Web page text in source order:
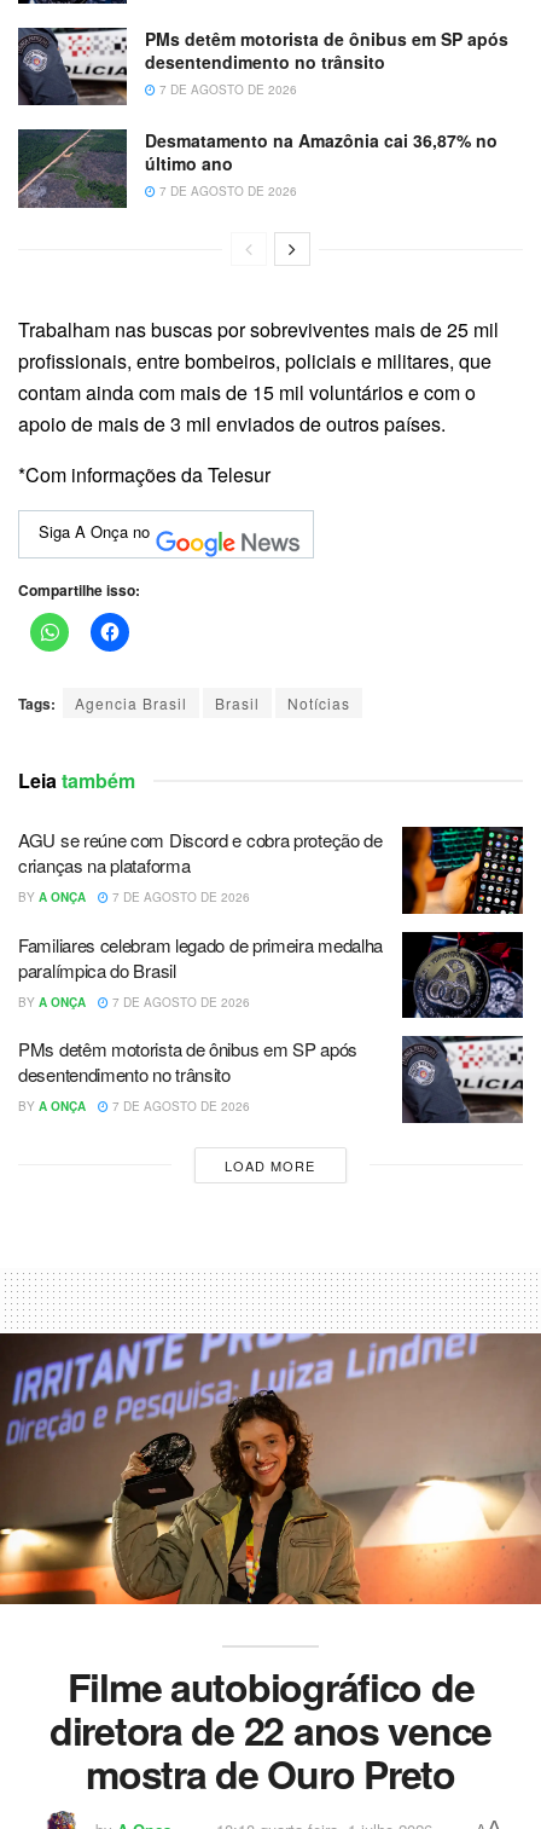
PMs detêm motorista de ônibus em SP após
desentendimento no trânsito
7 DE AGOSTO DE 2026
Desmatamento na Amazônia cai 36,87% no
último ano
7 DE AGOSTO DE 2026
Trabalham nas buscas por sobreviventes mais de 25 mil
profissionais, entre bombeiros, policiais e militares, que
contam ainda com mais de 15 mil voluntários e com o
apoio de mais de 3 mil enviados de outros países.
*Com informações da Telesur
Siga A Onça no
Compartilhe isso:
Tags: Agencia Brasil Brasil Notícias
Leiatambém
AGU se reúne com Discord e cobra proteção de
crianças na plataforma
BY A ONÇA 7 DE AGOSTO DE 2026
Familiares celebram legado de primeira medalha
paralímpica do Brasil
BY A ONÇA 7 DE AGOSTO DE 2026
PMs detêm motorista de ônibus em SP após
desentendimento no trânsito
BY A ONÇA 7 DE AGOSTO DE 2026
LOAD MORE
Filme autobiográfico de
diretora de 22 anos vence
mostra de Ouro Preto